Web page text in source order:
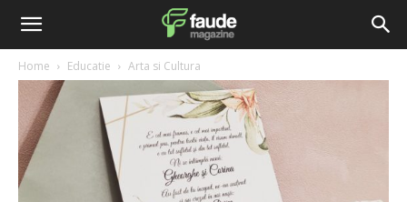
Home Educatie Arta si Cultura